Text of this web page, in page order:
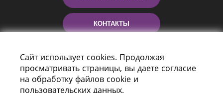
КОНТАКТЫ
Сайт использует cookies. Продолжая
просматривать страницы, вы даете согласие
на обработку файлов cookie и
пользовательских данных.